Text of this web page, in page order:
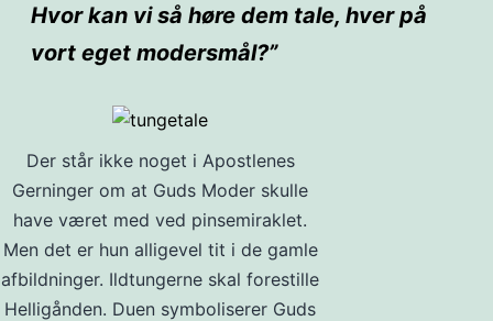
Hvor kan vi så høre dem tale, hver på
vort eget modersmål?”
Der står ikke noget i Apostlenes
Gerninger om at Guds Moder skulle
have været med ved pinsemiraklet.
Men det er hun alligevel tit i de gamle
afbildninger. Ildtungerne skal forestille
Helligånden. Duen symboliserer Guds